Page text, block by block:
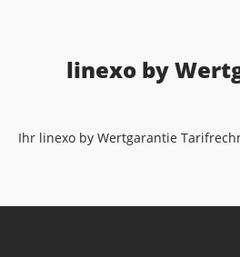
linexo by
Ihr linexo by Wertgarantie